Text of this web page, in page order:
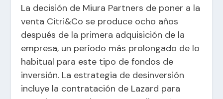
La decisión de Miura Partners de poner a la
venta Citri&Co se produce ocho años
después de la primera adquisición de la
empresa, un período más prolongado de lo
habitual para este tipo de fondos de
inversión. La estrategia de desinversión
incluye la contratación de Lazard para